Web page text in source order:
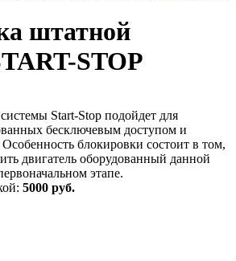
штатной
STOP
Start-Stop подойдет для
бесключевым доступом и
блокировки состоит в том,
двигатель оборудованный данной
этапе.
5000 руб.